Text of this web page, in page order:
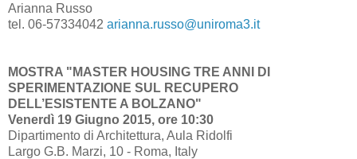
Arianna Russo
tel. 06-57334042 arianna.russo@uniroma3.it
MOSTRA "MASTER HOUSING TRE ANNI DI
SPERIMENTAZIONE SUL RECUPERO
DELL’ESISTENTE A BOLZANO"
Venerdì 19 Giugno 2015, ore 10:30
Dipartimento di Architettura, Aula Ridolfi
Largo G.B. Marzi, 10 - Roma, Italy